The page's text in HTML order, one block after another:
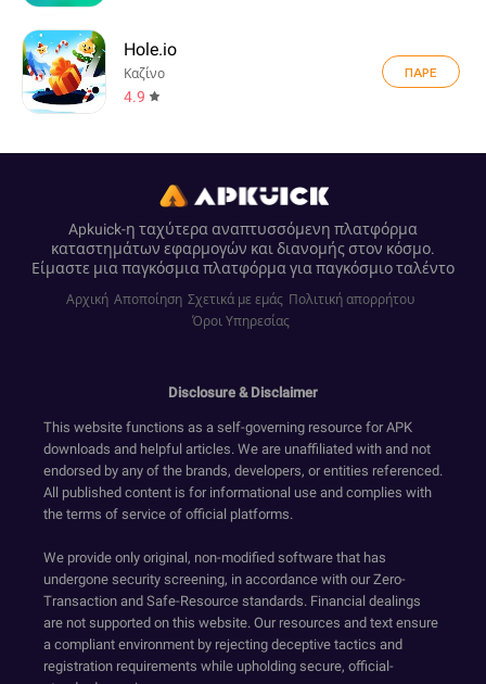
Hole.io
Καζίνο
4.9
ΠΑΡΕ
Apkuick-η ταχύτερα αναπτυσσόμενη πλατφόρμα
καταστημάτων εφαρμογών και διανομής στον κόσμο.
Είμαστε μια παγκόσμια πλατφόρμα για παγκόσμιο ταλέντο
Αρχική Αποποίηση Σχετικά με εμάς Πολιτική απορρήτου
Όροι Υπηρεσίας
Disclosure & Disclaimer
This website functions as a self-governing resource for APK
downloads and helpful articles. We are unaffiliated with and not
endorsed by any of the brands, developers, or entities referenced.
All published content is for informational use and complies with
the terms of service of official platforms.
We provide only original, non-modified software that has
undergone security screening, in accordance with our Zero-
Transaction and Safe-Resource standards. Financial dealings
are not supported on this website. Our resources and text ensure
a compliant environment by rejecting deceptive tactics and
registration requirements while upholding secure, official-